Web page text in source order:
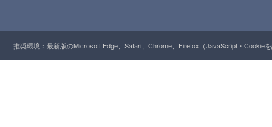
推奨環境：最新版のMicrosoft Edge、Safari、Chrome、Firefox（JavaScript・Cookie